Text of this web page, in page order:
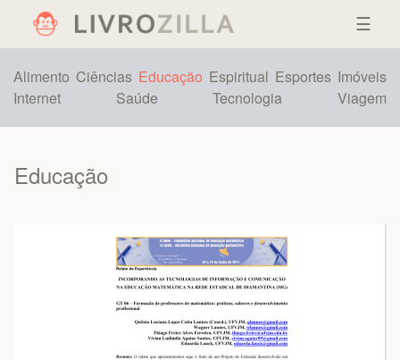
☰
Alimento Ciências Educação Espiritual Esportes Imóveis
Internet
Saúde Tecnologia Viagem
Educação